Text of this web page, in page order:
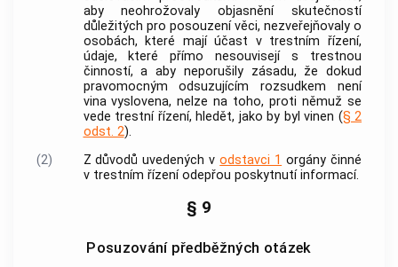
aby neohrožovaly objasnění skutečností
důležitých pro posouzení věci, nezveřejňovaly o
osobách, které mají účast v trestním řízení,
údaje, které přímo nesouvisejí s trestnou
činností, a aby neporušily zásadu, že dokud
pravomocným odsuzujícím rozsudkem není
vina vyslovena, nelze na toho, proti němuž se
vede trestní řízení, hledět, jako by byl vinen (§ 2
odst. 2).
(2)
Z důvodů uvedených vodstavci 1 orgány činné
v trestním řízeníodepřou poskytnutí informací.
§ 9
Posuzování předběžných otázek